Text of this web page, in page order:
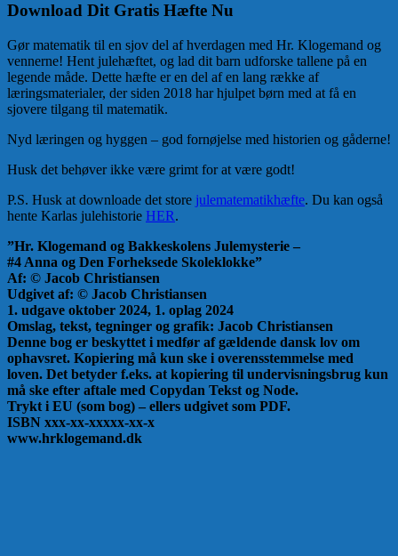
Download Dit Gratis Hæfte Nu
Gør matematik til en sjov del af hverdagen med Hr. Klogemand og
vennerne! Hent julehæftet, og lad dit barn udforske tallene på en
legende måde. Dette hæfte er en del af en lang række af
læringsmaterialer, der siden 2018 har hjulpet børn med at få en
sjovere tilgang til matematik.
Nyd læringen og hyggen – god fornøjelse med historien og gåderne!
Husk det behøver ikke være grimt for at være godt!
P.S. Husk at downloade det store julematematikhæfte. Du kan også
hente Karlas julehistorie HER.
”Hr. Klogemand og Bakkeskolens Julemysterie –
#4 Anna og Den Forheksede Skoleklokke”
Af: © Jacob Christiansen
Udgivet af: © Jacob Christiansen
1. udgave oktober 2024, 1. oplag 2024
Omslag, tekst, tegninger og grafik: Jacob Christiansen
Denne bog er beskyttet i medfør af gældende dansk lov om
ophavsret. Kopiering må kun ske i overensstemmelse med
loven. Det betyder f.eks. at kopiering til undervisningsbrug kun
må ske efter aftale med Copydan Tekst og Node.
Trykt i EU (som bog) – ellers udgivet som PDF.
ISBN xxx-xx-xxxxx-xx-x
www.hrklogemand.dk